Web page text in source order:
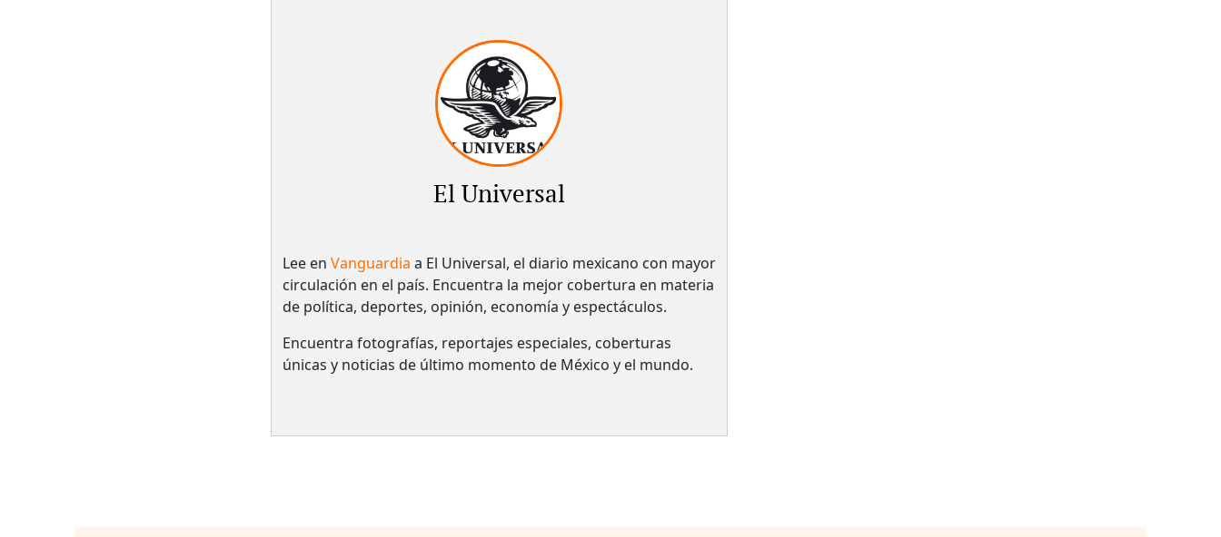
El Universal
Lee en Vanguardia a El Universal, el diario mexicano con mayor
circulación en el país.​ Encuentra la mejor cobertura en materia
de política, deportes, opinión, economía y espectáculos.
Encuentra fotografías, reportajes especiales, coberturas
únicas y noticias de último momento de México y el mundo.